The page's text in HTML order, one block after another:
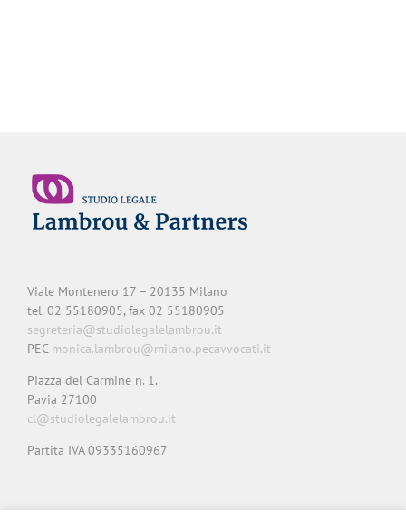
Viale Montenero 17 – 20135 Milano
tel. 02 55180905, fax 02 55180905
segreteria@studiolegalelambrou.it
PEC monica.lambrou@milano.pecavvocati.it
Piazza del Carmine n. 1.
Pavia 27100
cl@studiolegalelambrou.it
Partita IVA 09335160967
Privacy Cookie Note legali Credits